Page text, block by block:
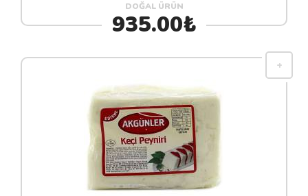
DOĞAL ÜRÜN
935.00₺